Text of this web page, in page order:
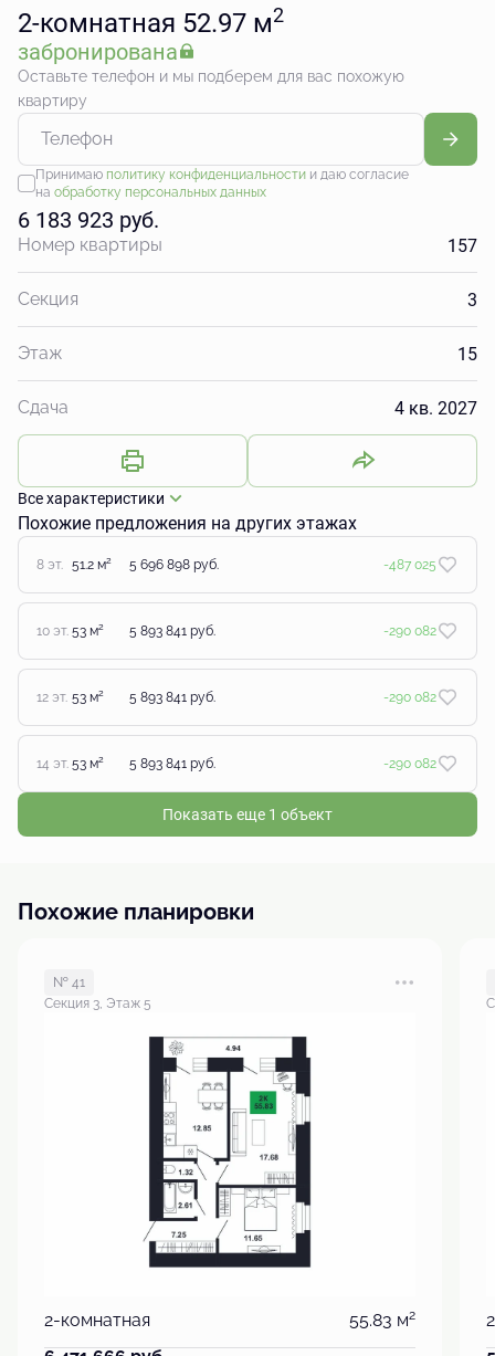
2-комнатная 52.97 м2
забронирована
Оставьте телефон и мы подберем для вас похожую
квартиру
Принимаю политику конфиденциальностии даю согласие
на обработку персональных данных
6 183 923 руб.
Номер квартиры 157
Секция 3
Этаж 15
Сдача 4 кв. 2027
Все характеристики
Похожие предложения на других этажах
8 эт. 51.2 м2 5 696 898 руб. -487 025
10 эт. 53 м2 5 893 841 руб. -290 082
12 эт. 53 м2 5 893 841 руб. -290 082
14 эт. 53 м2 5 893 841 руб. -290 082
Показать еще 1 объект
Похожие планировки
№ 41
Секция 3, Этаж 5
2-комнатная 55.83 м2